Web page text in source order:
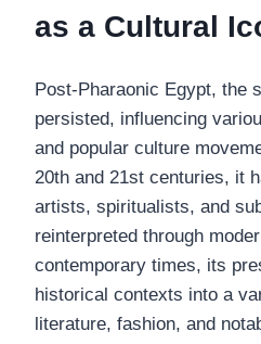
as a Cultural
Post-Pharaonic Egypt, the
persisted, influencing
and popular culture
20th and 21st centuries, it
artists, spiritualists, and
reinterpreted through
contemporary times, its
historical contexts into a
literature, fashion, and